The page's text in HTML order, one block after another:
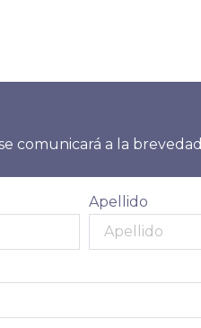
comunicará a la brevedad
Apellido